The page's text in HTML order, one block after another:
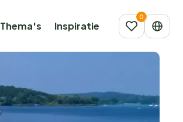
Thema's Inspiratie